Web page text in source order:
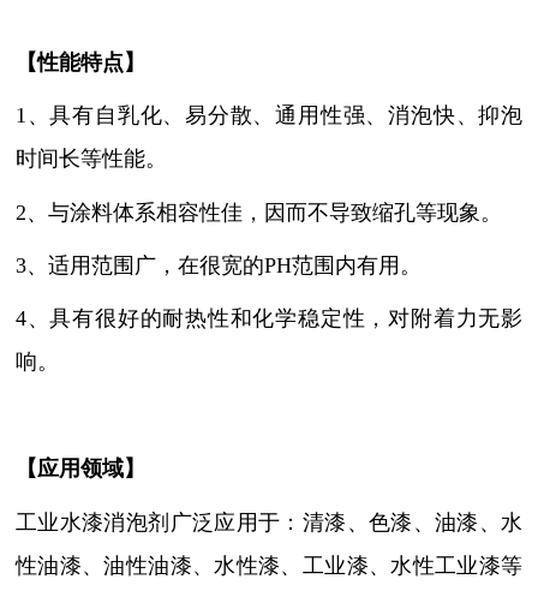
【性能特点】
1、具有自乳化、易分散、通用性强、消泡快、抑泡
时间长等性能。
2、与涂料体系相容性佳，因而不导致缩孔等现象。
3、适用范围广， 在很宽的PH范围内有用。
4、具有很好的耐热性和化学稳定性，对附着力无影
响。
【应用领域】
工业水漆消泡剂广泛应用于：清漆、色漆、油漆、水
性油漆、油性油漆、水性漆、工业漆、水性工业漆等